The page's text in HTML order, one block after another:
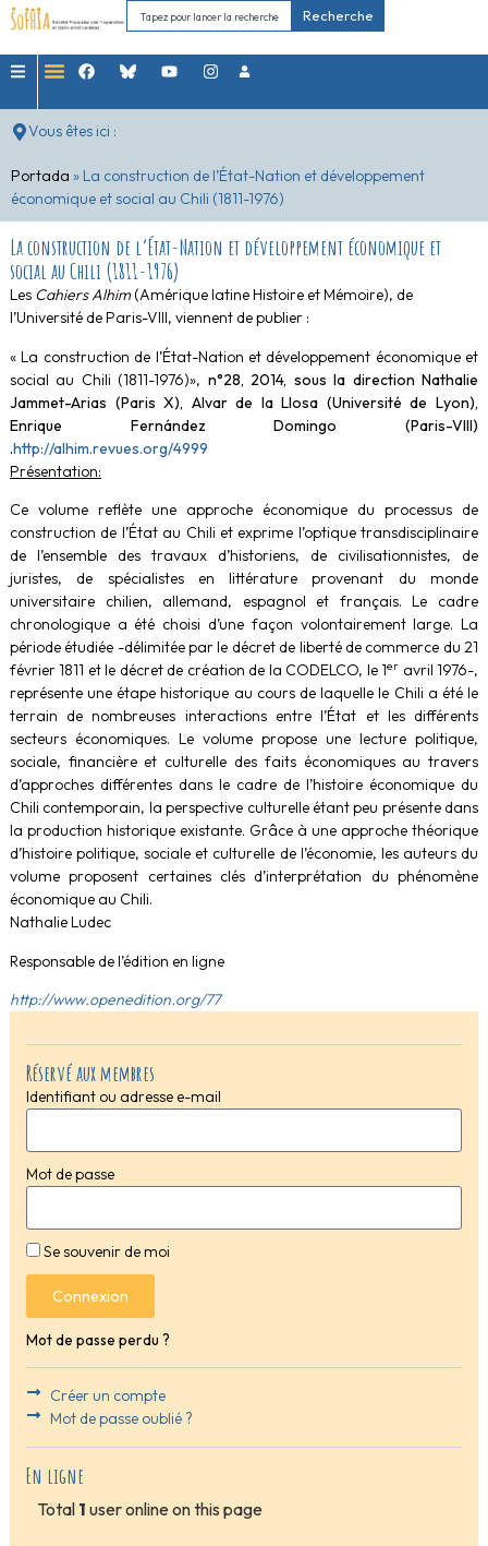
Recherche
Vous êtes ici :
Portada » La construction de l’État-Nation et développement
économique et social au Chili (1811-1976)
Réservé aux membres
Identifiant ou adresse e-mail
Mot de passe
Se souvenir de moi
Connexion
Mot de passe perdu ?
Créer un compte
Mot de passe oublié ?
En ligne
Total 1 user online on this page
La construction de l’État-Nation et développement économique et
social au Chili (1811-1976)
Les Cahiers Alhim(Amérique latine Histoire et Mémoire), de
l’Université de Paris-VIII, viennent de publier :
« La construction de l’État-Nation et développement économique et
social au Chili (1811-1976)», n°28, 2014, sous la direction Nathalie
Jammet-Arias (Paris X), Alvar de la Llosa (Université de Lyon),
Enrique Fernández Domingo (Paris-VIII)
.http://alhim.revues.org/4999
Présentation:
Ce volume reflète une approche économique du processus de
construction de l’État au Chili et exprime l’optique transdisciplinaire
de l’ensemble des travaux d’historiens, de civilisationnistes, de
juristes, de spécialistes en littérature provenant du monde
universitaire chilien, allemand, espagnol et français. Le cadre
chronologique a été choisi d’une façon volontairement large. La
période étudiée -délimitée par le décret de liberté de commerce du 21
février 1811 et le décret de création de la CODELCO, le 1er avril 1976-,
représente une étape historique au cours de laquelle le Chili a été le
terrain de nombreuses interactions entre l’État et les différents
secteurs économiques. Le volume propose une lecture politique,
sociale, financière et culturelle des faits économiques au travers
d’approches différentes dans le cadre de l’histoire économique du
Chili contemporain, la perspective culturelle étant peu présente dans
la production historique existante. Grâce à une approche théorique
d’histoire politique, sociale et culturelle de l’économie, les auteurs du
volume proposent certaines clés d’interprétation du phénomène
économique au Chili.
Nathalie Ludec
Responsable de l’édition en ligne
http://www.openedition.org/77